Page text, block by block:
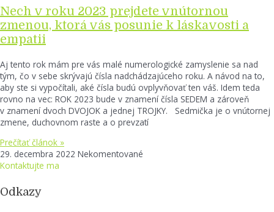
Nech v roku 2023 prejdete vnútornou
zmenou, ktorá vás posunie k láskavosti a
empatii
Aj tento rok mám pre vás malé numerologické zamyslenie sa nad
tým, čo v sebe skrývajú čísla nadchádzajúceho roku. A návod na to,
aby ste si vypočítali, aké čísla budú ovplyvňovať ten váš. Idem teda
rovno na vec: ROK 2023 bude v znamení čísla SEDEM a zároveň
v znamení dvoch DVOJOK a jednej TROJKY. Sedmička je o vnútornej
zmene, duchovnom raste a o prevzatí
Prečítať článok »
29. decembra 2022 Nekomentované
Kontaktujte ma
Odkazy